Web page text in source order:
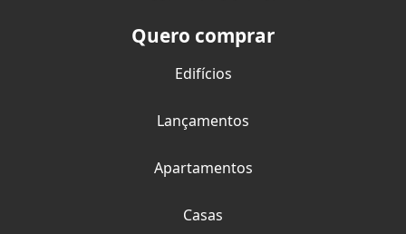
Quero comprar
Edifícios
Lançamentos
Apartamentos
Casas